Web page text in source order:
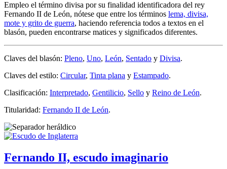
Empleo el término divisa por su finalidad identificadora del rey
Fernando II de León, nótese que entre los términos lema, divisa,
mote y grito de guerra, haciendo referencia todos a textos en el
blasón, pueden encontrarse matices y significados diferentes.
Claves del blasón: Pleno, Uno, León, Sentado y Divisa.
Claves del estilo: Circular, Tinta plana y Estampado.
Clasificación: Interpretado, Gentilicio, Sello y Reino de León.
Titularidad: Fernando II de León.
Fernando II, escudo imaginario